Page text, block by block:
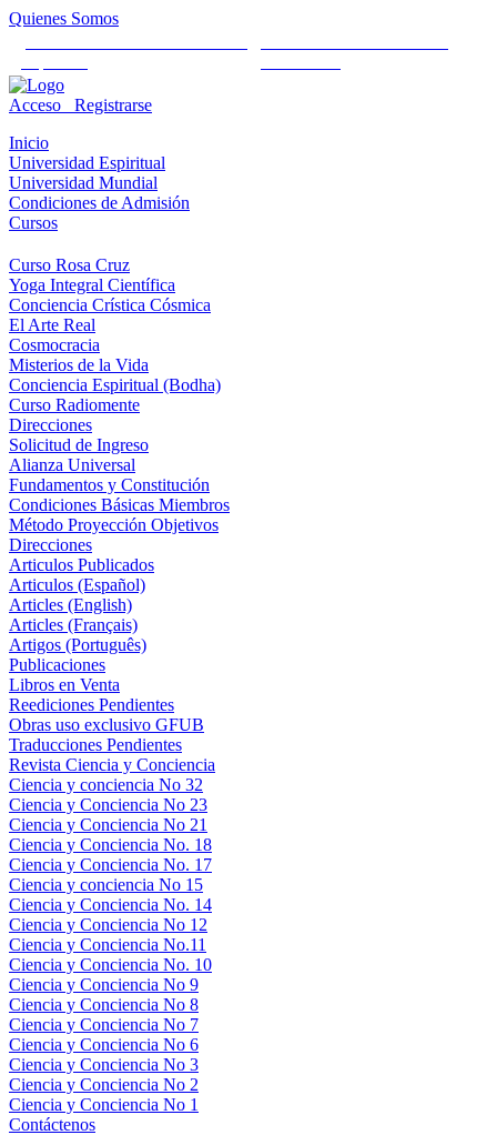
Quienes Somos
Acceso
Registrarse
Inicio
Universidad Espiritual
Universidad Mundial
Condiciones de Admisión
Cursos
Curso Rosa Cruz
Yoga Integral Científica
Conciencia Crística Cósmica
El Arte Real
Cosmocracia
Misterios de la Vida
Conciencia Espiritual (Bodha)
Curso Radiomente
Direcciones
Solicitud de Ingreso
Alianza Universal
Fundamentos y Constitución
Condiciones Básicas Miembros
Método Proyección Objetivos
Direcciones
Articulos Publicados
Articulos (Español)
Articles (English)
Articles (Français)
Artigos (Português)
Publicaciones
Libros en Venta
Reediciones Pendientes
Obras uso exclusivo GFUB
Traducciones Pendientes
Revista Ciencia y Conciencia
Ciencia y conciencia No 32
Ciencia y Conciencia No 23
Ciencia y Conciencia No 21
Ciencia y Conciencia No. 18
Ciencia y Conciencia No. 17
Ciencia y conciencia No 15
Ciencia y Conciencia No. 14
Ciencia y Conciencia No 12
Ciencia y Conciencia No.11
Ciencia y Conciencia No. 10
Ciencia y Conciencia No 9
Ciencia y Conciencia No 8
Ciencia y Conciencia No 7
Ciencia y Conciencia No 6
Ciencia y Conciencia No 3
Ciencia y Conciencia No 2
Ciencia y Conciencia No 1
Contáctenos